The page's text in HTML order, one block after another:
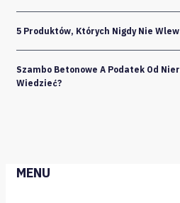
5 Produktów, Których Nigdy Nie
Szambo Betonowe A Podatek Od
Wiedzieć?
MENU